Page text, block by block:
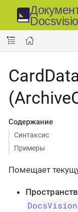
Содержание
Синтаксис
Примеры
Помещает